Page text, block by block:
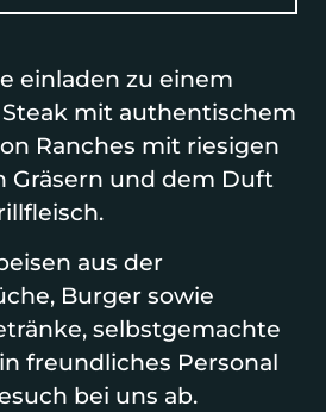
einladen zu einem
mit authentischem
Ranches mit riesigen
Gräsern und dem Duft
aus der
Burger sowie
selbstgemachte
freundliches Personal
bei uns ab.